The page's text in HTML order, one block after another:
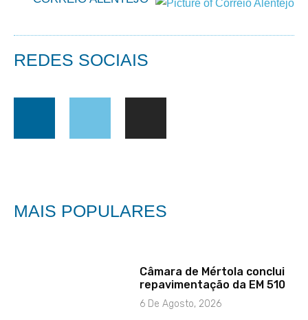
REDES SOCIAIS
MAIS POPULARES
Câmara de Mértola conclui
repavimentação da EM 510
6 De Agosto, 2026